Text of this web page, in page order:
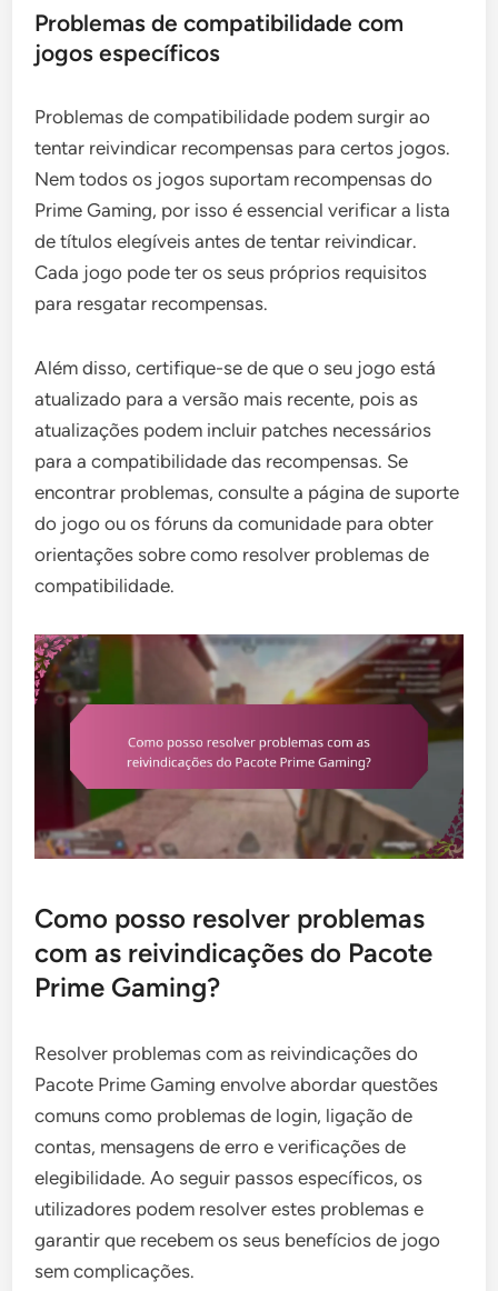
Problemas de compatibilidade com
jogos específicos
Problemas de compatibilidade podem surgir ao
tentar reivindicar recompensas para certos jogos.
Nem todos os jogos suportam recompensas do
Prime Gaming, por isso é essencial verificar a lista
de títulos elegíveis antes de tentar reivindicar.
Cada jogo pode ter os seus próprios requisitos
para resgatar recompensas.
Além disso, certifique-se de que o seu jogo está
atualizado para a versão mais recente, pois as
atualizações podem incluir patches necessários
para a compatibilidade das recompensas. Se
encontrar problemas, consulte a página de suporte
do jogo ou os fóruns da comunidade para obter
orientações sobre como resolver problemas de
compatibilidade.
Como posso resolver problemas
com as reivindicações do Pacote
Prime Gaming?
Resolver problemas com as reivindicações do
Pacote Prime Gaming envolve abordar questões
comuns como problemas de login, ligação de
contas, mensagens de erro e verificações de
elegibilidade. Ao seguir passos específicos, os
utilizadores podem resolver estes problemas e
garantir que recebem os seus benefícios de jogo
sem complicações.